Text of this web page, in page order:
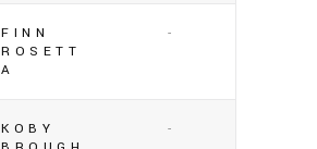
FINN
ROSETT
A
-
KOBY
-